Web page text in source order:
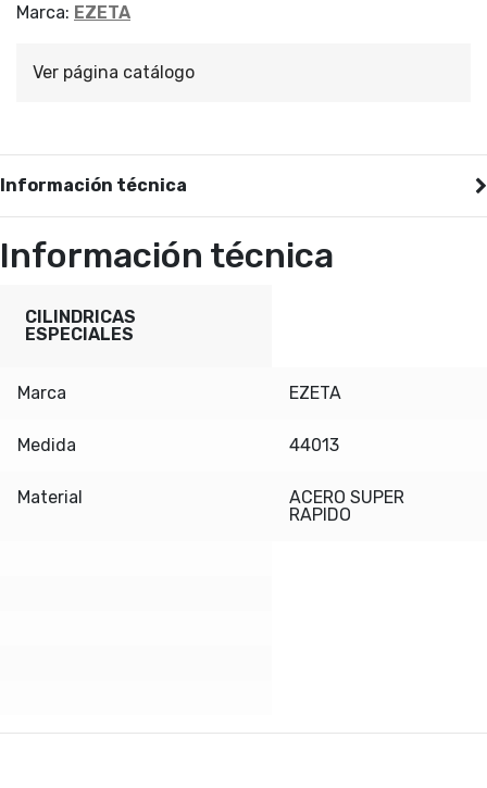
Marca: EZETA
Ver página catálogo
Información técnica
Información técnica
CILINDRICAS
ESPECIALES
Marca EZETA
Medida 44013
Material
ACERO SUPER
RAPIDO